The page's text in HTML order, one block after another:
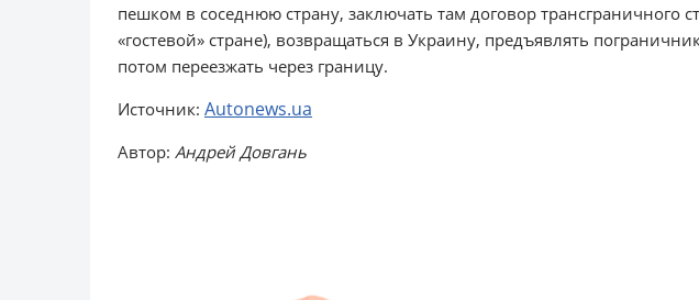
пешком в соседнюю страну, заключать там договор трансграничного
«гостевой» стране), возвращаться в Украину, предъявлять
потом переезжать через границу.
Источник: Autonews.ua
Автор: Андрей Довгань